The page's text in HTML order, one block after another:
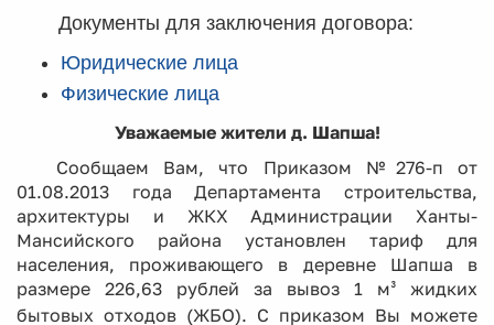
Документы для заключения договора:
Юридические лица
Физические лица
Уважаемые жители д. Шапша!
Сообщаем Вам, что Приказом №276-п от
01.08.2013 года Департамента строительства,
архитектуры и ЖКХ Администрации Ханты-
Мансийского района установлен тариф для
населения, проживающего в деревне Шапша в
размере 226,63 рублей за вывоз 1 м³
жидких
бытовых отходов (ЖБО). С приказом Вы можете